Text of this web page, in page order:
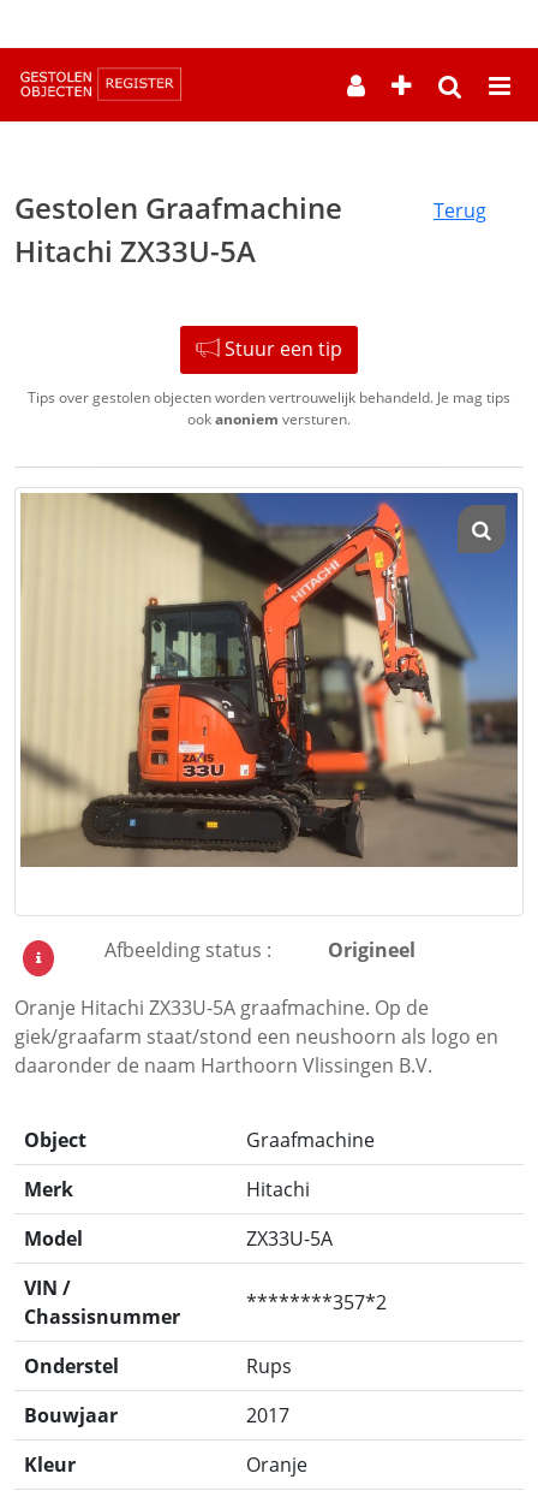
Gestolen Graafmachine
Hitachi ZX33U-5A
Terug
Stuur een tip
Tips over gestolen objecten worden vertrouwelijk behandeld. Je mag tips
ookanoniem versturen.
Afbeelding status : Origineel
Oranje Hitachi ZX33U-5A graafmachine. Op de
giek/graafarm staat/stond een neushoorn als logo en
daaronder de naam Harthoorn Vlissingen B.V.
Object
Graafmachine
Merk
Hitachi
Model
ZX33U-5A
VIN /
Chassisnummer
********357*2
Onderstel
Rups
Bouwjaar
2017
Kleur
Oranje